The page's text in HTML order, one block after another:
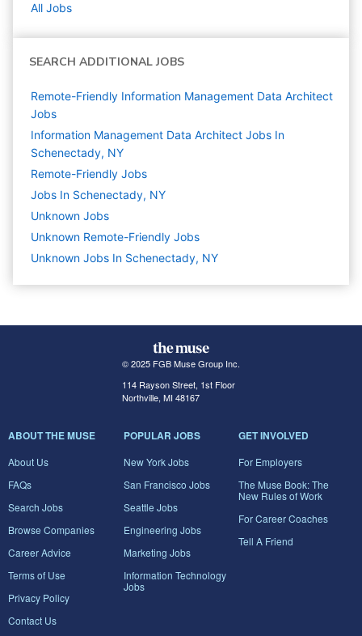
All Jobs
SEARCH ADDITIONAL JOBS
Remote-Friendly Information Management Data Architect
Jobs
Information Management Data Architect Jobs In
Schenectady, NY
Remote-Friendly Jobs
Jobs In Schenectady, NY
Unknown Jobs
Unknown Remote-Friendly Jobs
Unknown Jobs In Schenectady, NY
© 2025 FGB Muse Group Inc.
114 Rayson Street, 1st Floor
Northville, MI 48167
ABOUT THE MUSE
About Us
FAQs
Search Jobs
Browse Companies
Career Advice
Terms of Use
Privacy Policy
Contact Us
POPULAR JOBS
New York Jobs
San Francisco Jobs
Seattle Jobs
Engineering Jobs
Marketing Jobs
Information Technology
Jobs
GET INVOLVED
For Employers
The Muse Book: The
New Rules of Work
For Career Coaches
Tell A Friend